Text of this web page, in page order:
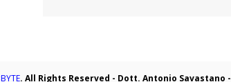
. All Rights Reserved - Dott. Antonio Savastano -